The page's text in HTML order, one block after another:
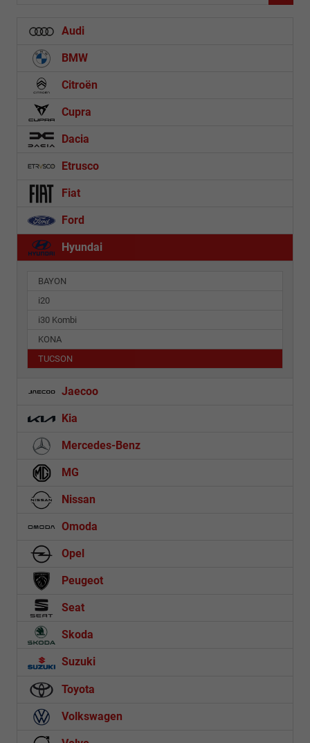
Audi
BMW
Citroën
Cupra
Dacia
Etrusco
Fiat
Ford
Hyundai
BAYON
i20
i30 Kombi
KONA
TUCSON
Jaecoo
Kia
Mercedes-Benz
MG
Nissan
Omoda
Opel
Peugeot
Seat
Skoda
Suzuki
Toyota
Volkswagen